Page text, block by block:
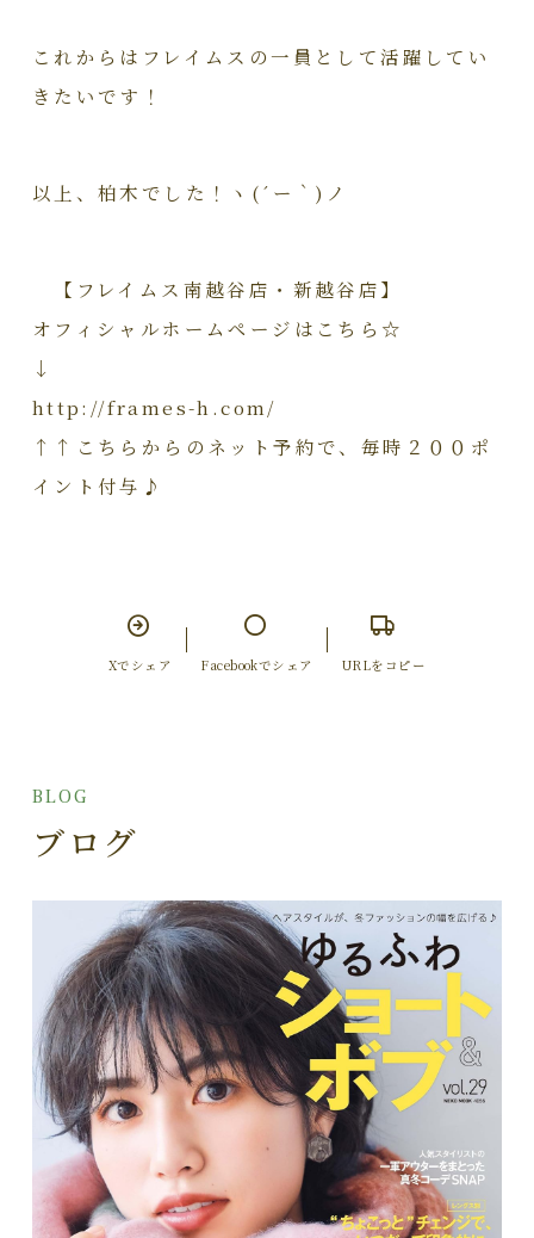
これからはフレイムスの一員として活躍してい
きたいです！
以上、柏木でした！ヽ(´ー｀)ノ
【フレイムス南越谷店・新越谷店】
オフィシャルホームページはこちら☆
↓
http://frames-h.com/
↑↑こちらからのネット予約で、毎時２００ポ
イント付与♪
Xでシェア Facebookでシェア URLをコピー
BLOG
ブログ